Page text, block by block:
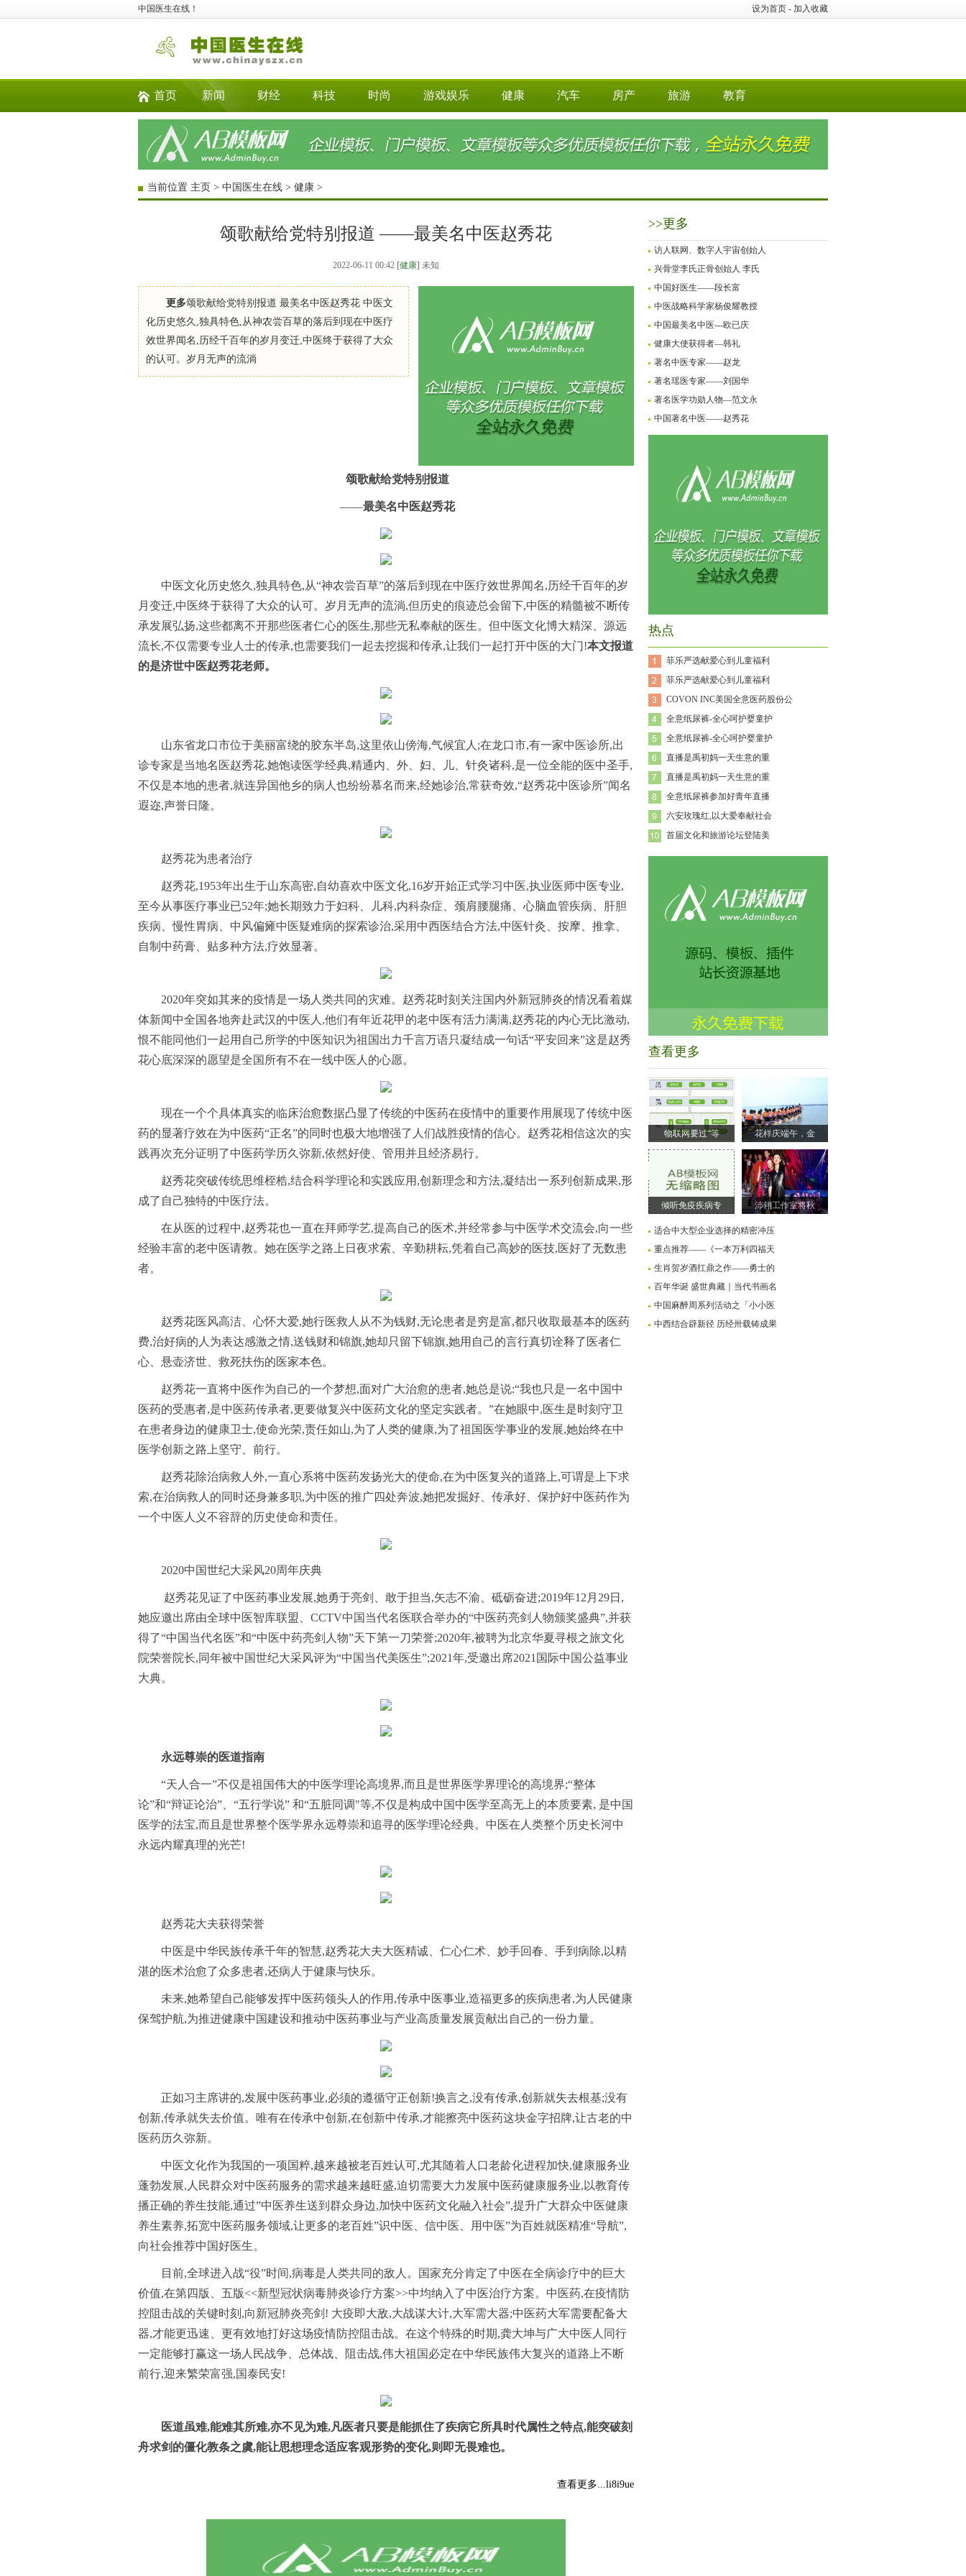
设为首页 - 加入收藏
中国医生在线！
首页 新闻 财经 科技 时尚 游戏娱乐 健康 汽车 房产 旅游 教育
当前位置 主页 > 中国医生在线 > 健康 >
颂歌献给党特别报道 ——最美名中医赵秀花
2022-06-11 00:42 [健康] 未知
更多颂歌献给党特别报道 最美名中医赵秀花 中医文
化历史悠久,独具特色,从神农尝百草的落后到现在中医疗
效世界闻名,历经千百年的岁月变迁,中医终于获得了大众
的认可。岁月无声的流淌
颂歌献给党特别报道
——最美名中医赵秀花
中医文化历史悠久,独具特色,从“神农尝百草”的落后到现在中医疗效世界闻名,历经千百年的岁
月变迁,中医终于获得了大众的认可。岁月无声的流淌,但历史的痕迹总会留下,中医的精髓被不断传
承发展弘扬,这些都离不开那些医者仁心的医生,那些无私奉献的医生。但中医文化博大精深、源远
流长,不仅需要专业人士的传承,也需要我们一起去挖掘和传承,让我们一起打开中医的大门!本文报道
的是济世中医赵秀花老师。
山东省龙口市位于美丽富绕的胶东半岛,这里依山傍海,气候宜人;在龙口市,有一家中医诊所,出
诊专家是当地名医赵秀花,她饱读医学经典,精通内、外、妇、儿、针灸诸科,是一位全能的医中圣手,
不仅是本地的患者,就连异国他乡的病人也纷纷慕名而来,经她诊治,常获奇效,“赵秀花中医诊所”闻名
遐迩,声誉日隆。
赵秀花为患者治疗
赵秀花,1953年出生于山东高密,自幼喜欢中医文化,16岁开始正式学习中医,执业医师中医专业,
至今从事医疗事业已52年;她长期致力于妇科、儿科,内科杂症、颈肩腰腿痛、心脑血管疾病、肝胆
疾病、慢性胃病、中风偏瘫中医疑难病的探索诊治,采用中西医结合方法,中医针灸、按摩、推拿、
自制中药膏、贴多种方法,疗效显著。
2020年突如其来的疫情是一场人类共同的灾难。赵秀花时刻关注国内外新冠肺炎的情况看着媒
体新闻中全国各地奔赴武汉的中医人,他们有年近花甲的老中医有活力满满,赵秀花的内心无比激动,
恨不能同他们一起用自己所学的中医知识为祖国出力千言万语只凝结成一句话“平安回来”这是赵秀
花心底深深的愿望是全国所有不在一线中医人的心愿。
现在一个个具体真实的临床治愈数据凸显了传统的中医药在疫情中的重要作用展现了传统中医
药的显著疗效在为中医药“正名”的同时也极大地增强了人们战胜疫情的信心。赵秀花相信这次的实
践再次充分证明了中医药学历久弥新,依然好使、管用并且经济易行。
赵秀花突破传统思维桎梏,结合科学理论和实践应用,创新理念和方法,凝结出一系列创新成果,形
成了自己独特的中医疗法。
在从医的过程中,赵秀花也一直在拜师学艺,提高自己的医术,并经常参与中医学术交流会,向一些
经验丰富的老中医请教。她在医学之路上日夜求索、辛勤耕耘,凭着自己高妙的医技,医好了无数患
者。
赵秀花医风高洁、心怀大爱,她行医救人从不为钱财,无论患者是穷是富,都只收取最基本的医药
费,治好病的人为表达感激之情,送钱财和锦旗,她却只留下锦旗,她用自己的言行真切诠释了医者仁
心、悬壶济世、救死扶伤的医家本色。
赵秀花一直将中医作为自己的一个梦想,面对广大治愈的患者,她总是说:“我也只是一名中国中
医药的受惠者,是中医药传承者,更要做复兴中医药文化的坚定实践者。”在她眼中,医生是时刻守卫
在患者身边的健康卫士,使命光荣,责任如山,为了人类的健康,为了祖国医学事业的发展,她始终在中
医学创新之路上坚守、前行。
赵秀花除治病救人外,一直心系将中医药发扬光大的使命,在为中医复兴的道路上,可谓是上下求
索,在治病救人的同时还身兼多职,为中医的推广四处奔波,她把发掘好、传承好、保护好中医药作为
一个中医人义不容辞的历史使命和责任。
2020中国世纪大采风20周年庆典
赵秀花见证了中医药事业发展,她勇于亮剑、敢于担当,矢志不渝、砥砺奋进;2019年12月29日,
她应邀出席由全球中医智库联盟、CCTV中国当代名医联合举办的“中医药亮剑人物颁奖盛典”,并获
得了“中国当代名医”和“中医中药亮剑人物”天下第一刀荣誉;2020年,被聘为北京华夏寻根之旅文化
院荣誉院长,同年被中国世纪大采风评为“中国当代美医生”;2021年,受邀出席2021国际中国公益事业
大典。
永远尊崇的医道指南
“天人合一”不仅是祖国伟大的中医学理论高境界,而且是世界医学界理论的高境界;“整体
论”和“辩证论治”、“五行学说” 和“五脏同调"等,不仅是构成中国中医学至高无上的本质要素, 是中国
医学的法宝,而且是世界整个医学界永远尊崇和追寻的医学理论经典。中医在人类整个历史长河中
永远内耀真理的光芒!
赵秀花大夫获得荣誉
中医是中华民族传承千年的智慧,赵秀花大夫大医精诚、仁心仁术、妙手回春、手到病除,以精
湛的医术治愈了众多患者,还病人于健康与快乐。
未来,她希望自己能够发挥中医药领头人的作用,传承中医事业,造福更多的疾病患者,为人民健康
保驾护航,为推进健康中国建设和推动中医药事业与产业高质量发展贡献出自己的一份力量。
正如习主席讲的,发展中医药事业,必须的遵循守正创新!换言之,没有传承,创新就失去根基;没有
创新,传承就失去价值。唯有在传承中创新,在创新中传承,才能擦亮中医药这块金字招牌,让古老的中
医药历久弥新。
中医文化作为我国的一项国粹,越来越被老百姓认可,尤其随着人口老龄化进程加快,健康服务业
蓬勃发展,人民群众对中医药服务的需求越来越旺盛,迫切需要大力发展中医药健康服务业,以教育传
播正确的养生技能,通过”中医养生送到群众身边,加快中医药文化融入社会”,提升广大群众中医健康
养生素养,拓宽中医药服务领域,让更多的老百姓”识中医、信中医、用中医”为百姓就医精准“导航”,
向社会推荐中国好医生。
目前,全球进入战“役”时间,病毒是人类共同的敌人。国家充分肯定了中医在全病诊疗中的巨大
价值,在第四版、五版<<新型冠状病毒肺炎诊疗方案>>中均纳入了中医治疗方案。中医药,在疫情防
控阻击战的关键时刻,向新冠肺炎亮剑! 大疫即大敌,大战谋大计,大军需大器;中医药大军需要配备大
器,才能更迅速、更有效地打好这场疫情防控阻击战。在这个特殊的时期,龚大坤与广大中医人同行
一定能够打赢这一场人民战争、总体战、阻击战,伟大祖国必定在中华民族伟大复兴的道路上不断
前行,迎来繁荣富强,国泰民安!
医道虽难,能难其所难,亦不见为难,凡医者只要是能抓住了疾病它所具时代属性之特点,能突破刻
舟求剑的僵化教条之虞,能让思想理念适应客观形势的变化,则即无畏难也。
查看更多...li8i9ue
>>更多
访人联网、数字人宇宙创始人
​兴骨堂李氏正骨创始人 李氏
中国好医生——段长富
中医战略科学家杨俊耀教授
中国最美名中医---欧已庆
健康大使获得者—韩礼
著名中医专家——赵龙
著名瑶医专家——刘国华
著名医学功勋人物—范文永
中国著名中医——赵秀花
热点
菲乐严选献爱心到儿童福利
菲乐严选献爱心到儿童福利
COVON INC美国全意医药股份公
全意纸尿裤-全心呵护婴童护
全意纸尿裤-全心呵护婴童护
直播是禹初妈一天生意的重
直播是禹初妈一天生意的重
全意纸尿裤参加好青年直播
六安玫瑰红,以大爱奉献社会
首届文化和旅游论坛登陆美
查看更多
物联网要过“等 花样庆端午，金
倾听免疫疾病专 沛翎工作室将秋
适合中大型企业选择的精密冲压
重点推荐——《一本万利四福天
生肖贺岁酒扛鼎之作——勇士的
百年华诞 盛世典藏｜当代书画名
中国麻醉周系列活动之「小小医
中西结合辟新径 历经卅载铸成果